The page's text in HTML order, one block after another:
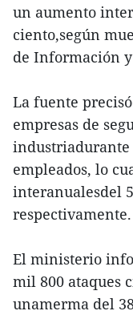
un aumento
ciento,según
de Información
La fuente
empresas de
industriadurante
empleados, lo
interanualesdel
respectivamente.
El ministerio
mil 800 ataques
unamerma del